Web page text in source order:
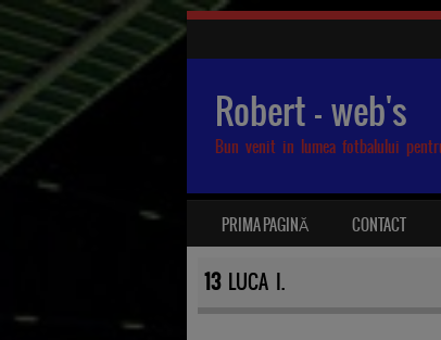
Robert – web's
Bun venit in lumea fotbalului
MENU
SKIP TO CONTENT
PRIMA PAGINĂ CONTACT
13LUCA I.